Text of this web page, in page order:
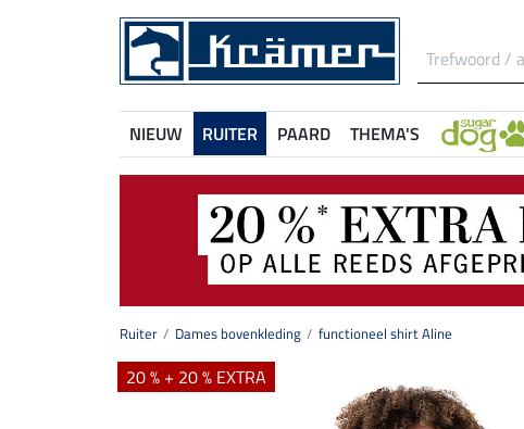
NIEUW RUITER PAARD THEMA'S
Ruiter Dames bovenkleding functioneel shirt Aline
20 % + 20 % EXTRA